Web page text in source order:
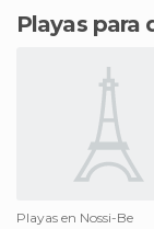
Playas para
Playas en Nossi-Be